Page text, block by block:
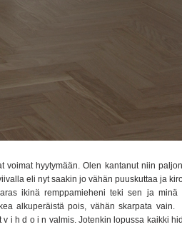
hyytymään. Olen kantanut niin
eli nyt saakin jo vähän puuskuttaa ja
ikinä remppamieheni teki sen ja
alkuperäistä pois, vähän skarpata
i h d o i n valmis. Jotenkin lopussa kaikki